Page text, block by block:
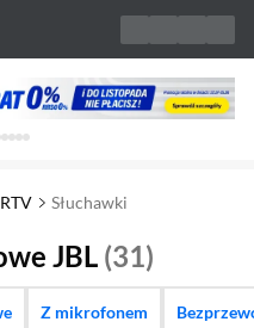
z banerami, aktualny element 1 z
Słuchawki
JBL (31)
Z mikrofonem